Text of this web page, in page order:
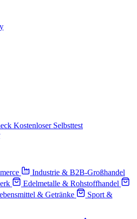
Kostenloser Selbsttest
Industrie & B2B-Großhandel
Edelmetalle & Rohstoffhandel
& Getränke
Sport &